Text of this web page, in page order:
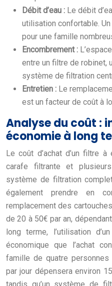
Débit d’eau : Le débit
utilisation confortable.
pour une famille
Encombrement :
entre un filtre de robinet,
système de filtration
Entretien : Le
est un facteur de coût à
Analyse du coût :
économie à long
Le coût d’achat d’un filtre
carafe filtrante et
système de filtration
également prendre en
remplacement des
de 20 à 50€ par an,
long terme, l’utilisation
économique que l’achat
famille de quatre personnes
par jour dépensera environ